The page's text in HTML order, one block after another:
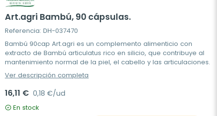
Art.agri Bambú, 90 cápsulas.
Referencia: DH-037470
Bambú 90cap Art.agri es un complemento alimenticio con
extracto de Bambú articulatus rico en silicio, que contribuye al
mantenimiento normal de la piel, el cabello y las articulaciones.
Ver descripción completa
16,11 € 0,18 €/ud
En stock